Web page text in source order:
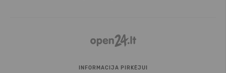
INFORMACIJA PIRKĖJUI